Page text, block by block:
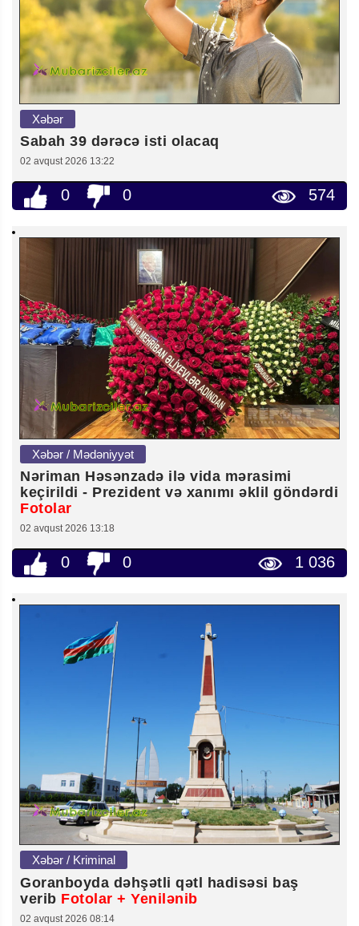
Xəbər
Sabah 39 dərəcə isti olacaq
02 avqust 2026 13:22
0 0 574
Xəbər / Mədəniyyət
Nəriman Həsənzadə ilə vida mərasimi
keçirildi - Prezident və xanımı əklil göndərdi
Fotolar
02 avqust 2026 13:18
0 0 1 036
Xəbər / Kriminal
Goranboyda dəhşətli qətl hadisəsi baş
verib Fotolar + Yenilənib
02 avqust 2026 08:14